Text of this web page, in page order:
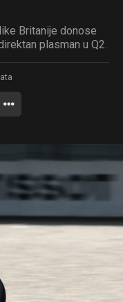
Britanije donose
plasman u Q2.